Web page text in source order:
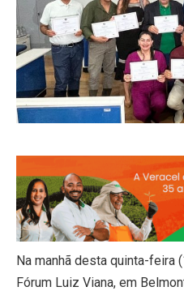
Na manhã desta quinta-feira
Fórum Luiz Viana, em